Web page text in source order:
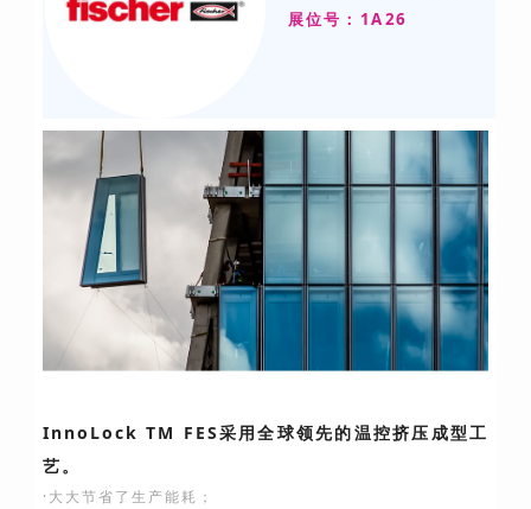
展位号：1A26
InnoLock TM FES采用全球领先的温控挤压成型工
艺。
·大大节省了生产能耗；